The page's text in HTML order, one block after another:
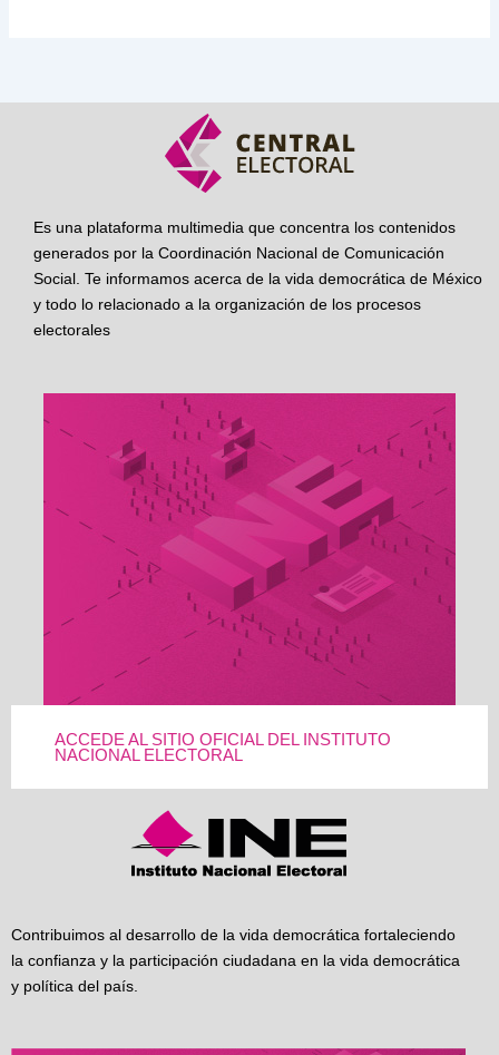
Es una plataforma multimedia que concentra los contenidos
generados por la Coordinación Nacional de Comunicación
Social. Te informamos acerca de la vida democrática de México
y todo lo relacionado a la organización de los procesos
electorales
ACCEDE AL SITIO OFICIAL DEL INSTITUTO
NACIONAL ELECTORAL
Contribuimos al desarrollo de la vida democrática fortaleciendo
la confianza y la participación ciudadana en la vida democrática
y política del país.